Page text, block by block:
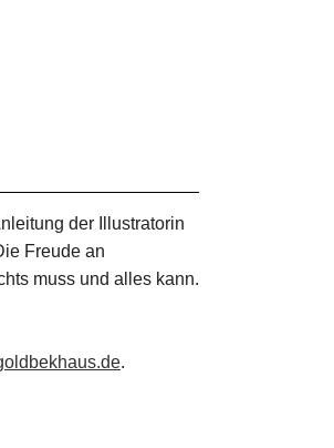
der Illustratorin
Freude an
muss und alles kann.
.